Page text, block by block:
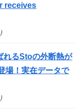
receives
れるStoの外断熱が
場！実在データで